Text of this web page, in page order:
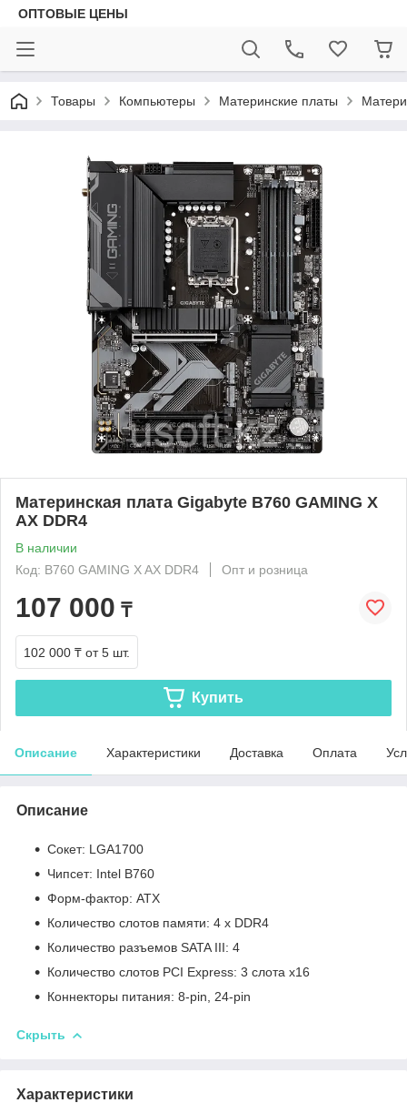
ОПТОВЫЕ ЦЕНЫ
Товары Компьютеры Материнские платы
Материнская плата Gigabyte B760 GAMING X
AX DDR4
В наличии
Код: B760 GAMING X AX DDR4
Опт и розница
107 000 ₸
102 000 ₸ от 5 шт.
Купить
Описание Характеристики Доставка Оплата
Описание
Сокет: LGA1700
Чипсет: Intel B760
Форм-фактор: ATX
Количество слотов памяти: 4 x DDR4
Количество разъемов SATA III: 4
Количество слотов PCI Express: 3 слота x16
Коннекторы питания: 8-pin, 24-pin
Скрыть
Характеристики